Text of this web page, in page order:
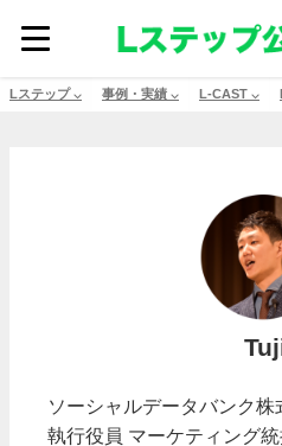
Lステップ ⌵ 事例・実績 ⌵ L-CAST ⌵
ソーシャルデータバンク株
執行役員 マーケティング